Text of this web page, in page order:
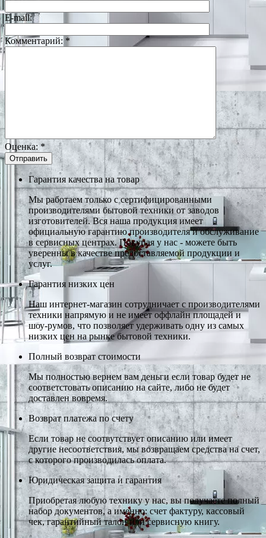
E-mail:
Комментарий: *
Оценка:*
Гарантия качества на товар
Мы работаем только с сертифицированными
производителями бытовой техники от заводов
изготовителей. Вся наша продукция имеет
официальную гарантию производителя и обслуживание
в сервисных центрах. Покупая у нас - можете быть
уверенны в качестве предоставляемой продукции и
услуг.
Гарантия низких цен
Наш интернет-магазин сотрудничает с производителями
техники напрямую и не имеет оффлайн площадей и
шоу-румов, что позволяет удерживать одну из самых
низких цен на рынке бытовой техники.
Полный возврат стоимости
Мы полностью вернем вам деньги если товар будет не
соответстовать описанию на сайте, либо не будет
доставлен вовремя.
Возврат платежа по счету
Если товар не соотвутствует описанию или имеет
другие несоответствия, мы возвращаем средства на счет,
с которого производилась оплата.
Юридическая защита и гарантия
Приобретая любую технику у нас, вы получаете полный
набор документов, а именно: счет фактуру, кассовый
чек, гарантийный талон или сервисную книгу.